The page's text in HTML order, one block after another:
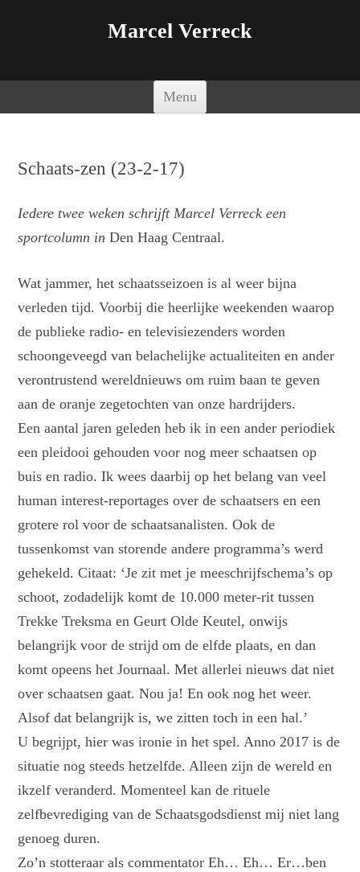
Marcel Verreck
Menu
Schaats-zen (23-2-17)
Iedere twee weken schrijft Marcel Verreck een
sportcolumn in Den Haag Centraal.
Wat jammer, het schaatsseizoen is al weer bijna
verleden tijd. Voorbij die heerlijke weekenden waarop
de publieke radio- en televisiezenders worden
schoongeveegd van belachelijke actualiteiten en ander
verontrustend wereldnieuws om ruim baan te geven
aan de oranje zegetochten van onze hardrijders.
Een aantal jaren geleden heb ik in een ander periodiek
een pleidooi gehouden voor nog meer schaatsen op
buis en radio. Ik wees daarbij op het belang van veel
human interest-reportages over de schaatsers en een
grotere rol voor de schaatsanalisten. Ook de
tussenkomst van storende andere programma’s werd
gehekeld. Citaat: ‘Je zit met je meeschrijfschema’s op
schoot, zodadelijk komt de 10.000 meter-rit tussen
Trekke Treksma en Geurt Olde Keutel, onwijs
belangrijk voor de strijd om de elfde plaats, en dan
komt opeens het Journaal. Met allerlei nieuws dat niet
over schaatsen gaat. Nou ja! En ook nog het weer.
Alsof dat belangrijk is, we zitten toch in een hal.’
U begrijpt, hier was ironie in het spel. Anno 2017 is de
situatie nog steeds hetzelfde. Alleen zijn de wereld en
ikzelf veranderd. Momenteel kan de rituele
zelfbevrediging van de Schaatsgodsdienst mij niet lang
genoeg duren.
Zo’n stotteraar als commentator Eh… Eh… Er…ben